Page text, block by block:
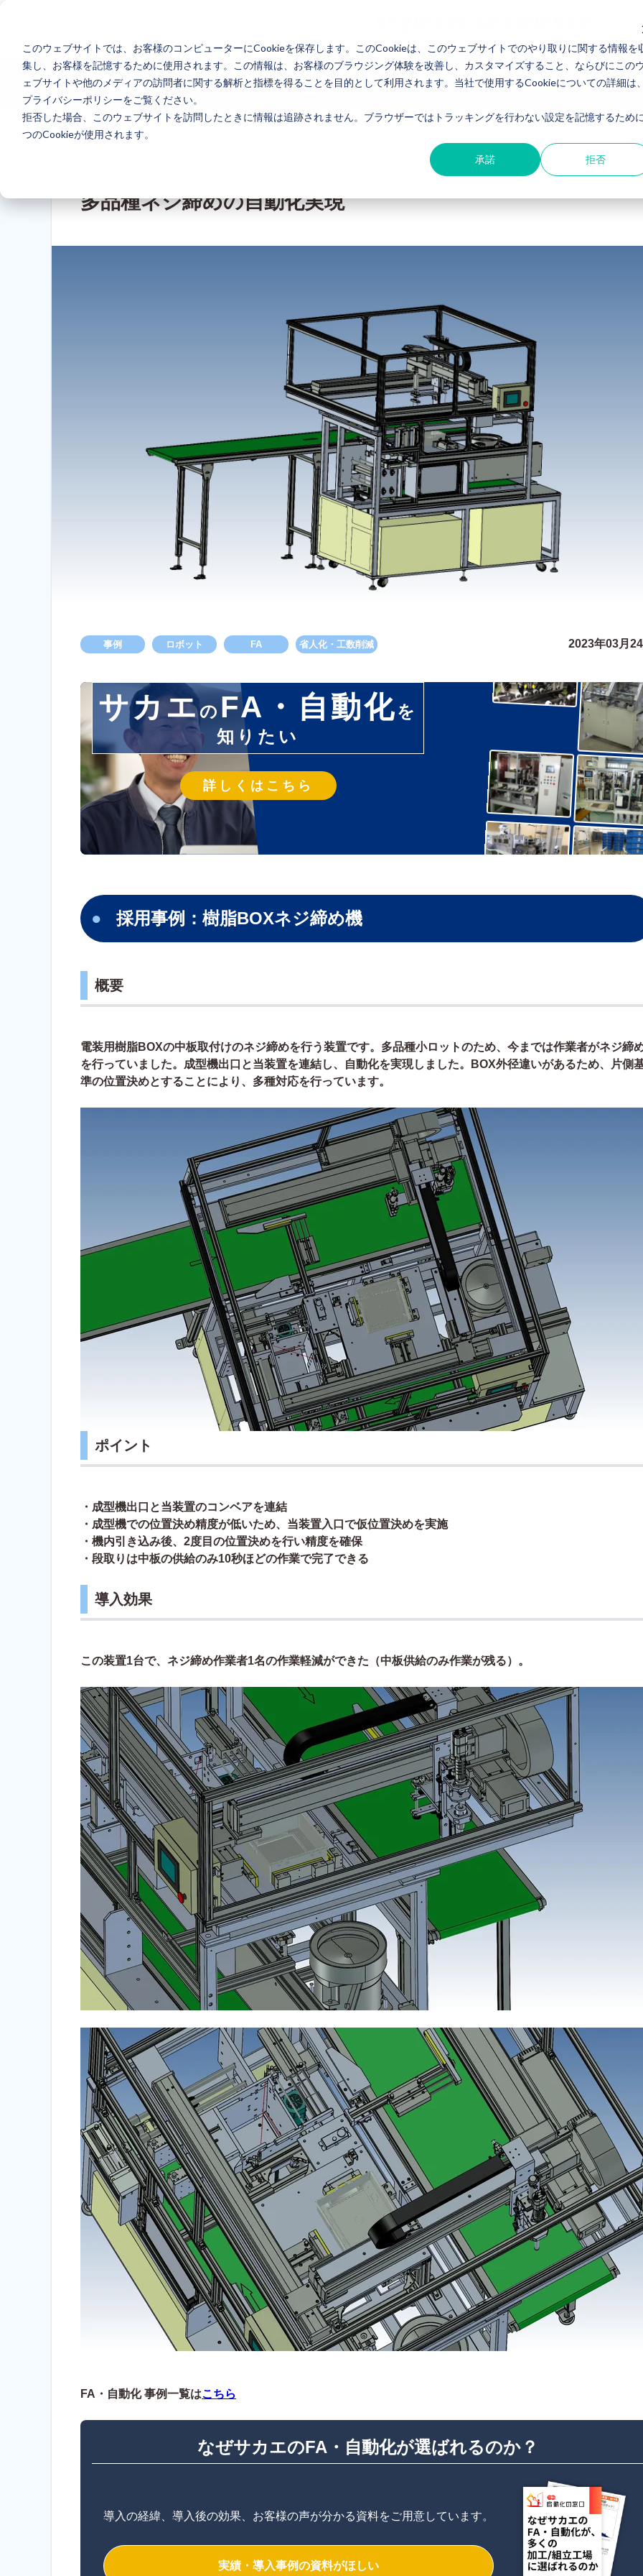
このウェブサイトでは、お客様のコンピューターにCookieを保存します。このCookieは、このウェブサイトでのやり取りに関する情報を
集し、お客様を記憶するために使用されます。この情報は、お客様のブラウジング体験を改善し、カスタマイズすること、ならびにこの
ェブサイトや他のメディアの訪問者に関する解析と指標を得ることを目的として利用されます。当社で使用するCookieについての詳細は
プライバシーポリシーをご覧ください。
拒否した場合、このウェブサイトを訪問したときに情報は追跡されません。ブラウザーではトラッキングを行わない設定を記憶するため
つのCookieが使用されます。
承諾 拒否
ウェビナー 事例 About us
多品種ネジ締めの自動化実現
事例 ロボット FA 省人化・工数削減 2023年03月
サカエの FA・自動化を
知りたい
詳しくはこちら
採用事例：樹脂BOXネジ締め機
概要
電装用樹脂BOXの中板取付けのネジ締めを行う装置です。多品種小ロットのため、今までは作業者がネジ締
を行っていました。成型機出口と当装置を連結し、自動化を実現しました。BOX外径違いがあるため、片側
準の位置決めとすることにより、多種対応を行っています。
ポイント
・成型機出口と当装置のコンベアを連結
・成型機での位置決め精度が低いため、当装置入口で仮位置決めを実施
・機内引き込み後、2度目の位置決めを行い精度を確保
・段取りは中板の供給のみ10秒ほどの作業で完了できる
導入効果
この装置1台で、ネジ締め作業者1名の作業軽減ができた（中板供給のみ作業が残る）。
FA・自動化 事例一覧はこちら
なぜサカエのFA・自動化が選ばれるのか？
導入の経緯、導入後の効果、お客様の声が分かる資料をご用意しています。
実績・導入事例の資料がほしい